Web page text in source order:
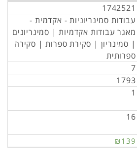
1742521
עבודות סמינריוניות - אקדמית -
מאגר עבודות אקדמיות | סמינריונים
| סמינריון | סקירת ספרות | סקירה
ספרותית
7
1793
1
16
₪139